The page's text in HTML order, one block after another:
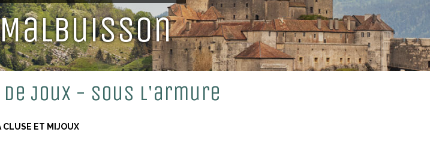
Joux - Sous l'armure
CLUSE ET MIJOUX